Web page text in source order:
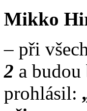
Mikko
– při
2 a
prohlásil: